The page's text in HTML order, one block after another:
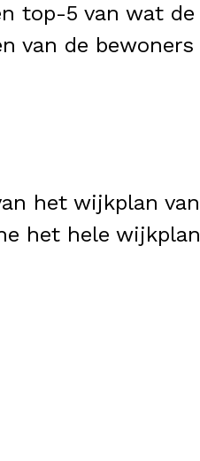
top-5 van wat de
van de bewoners
het wijkplan van
het hele wijkplan